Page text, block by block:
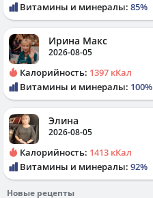
Витамины и минералы: 85%
Ирина Макс
2026-08-05
Калорийность: 1397 кКал
Витамины и минералы: 100%
Элина
2026-08-05
Калорийность: 1413 кКал
Витамины и минералы: 92%
Новые рецепты